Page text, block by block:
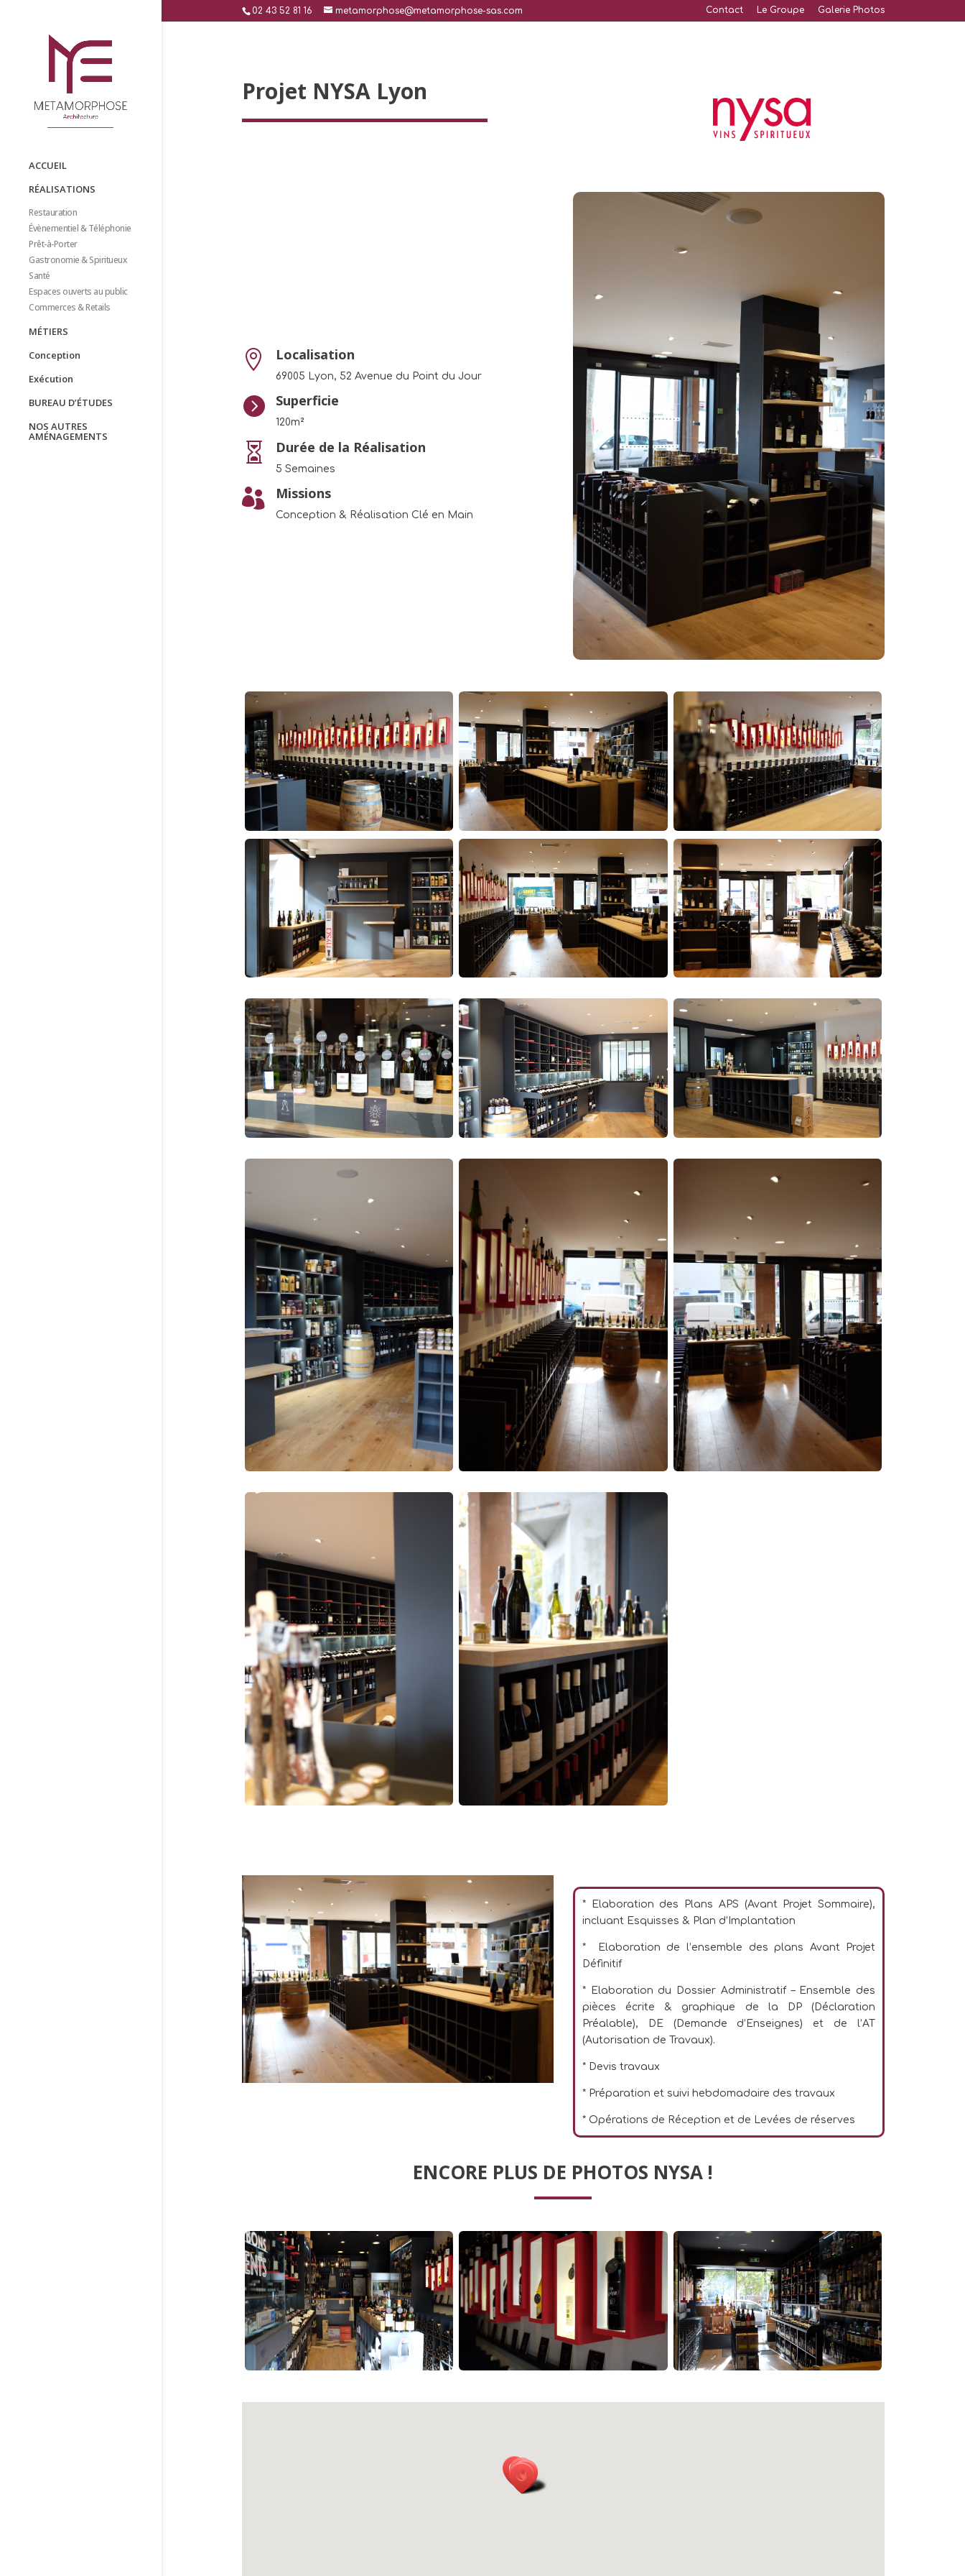
02 43 52 81 16 metamorphose@metamorphose-sas.com Contact Le Groupe Galerie Photos
ACCUEIL
RÉALISATIONS
Restauration
Évènementiel & Téléphonie
Prêt-à-Porter
Gastronomie & Spiritueux
Santé
Espaces ouverts au public
Commerces & Retails
MÉTIERS
Conception
Exécution
BUREAU D’ÉTUDES
NOS AUTRES
AMÉNAGEMENTS
Projet NYSA Lyon
 Localisation
69005 Lyon, 52 Avenue du Point du Jour
 Superficie
120m²
 Durée de la Réalisation
5 Semaines
 Missions
Conception & Réalisation Clé en Main
* Elaboration des Plans APS (Avant Projet Sommaire),
incluant Esquisses & Plan d’Implantation
* Elaboration de l’ensemble des plans Avant Projet
Définitif
* Elaboration du Dossier Administratif – Ensemble des
pièces écrite & graphique de la DP (Déclaration
Préalable), DE (Demande d’Enseignes) et de l’AT
(Autorisation de Travaux).
* Devis travaux
* Préparation et suivi hebdomadaire des travaux
* Opérations de Réception et de Levées de réserves
ENCORE PLUS DE PHOTOS NYSA !